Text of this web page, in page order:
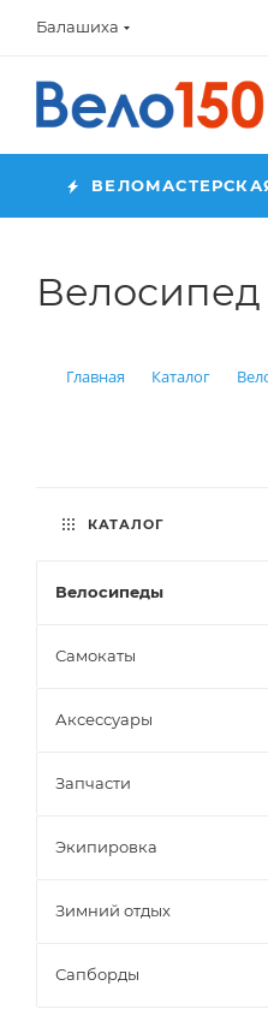
Балашиха
Велосипед
Главная Каталог
КАТАЛОГ
Велосипеды
Самокаты
Аксессуары
Запчасти
Экипировка
Зимний отдых
Сапборды